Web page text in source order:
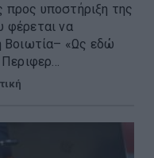
υποστήριξη της
φέρεται να
Βοιωτία– «Ως εδώ